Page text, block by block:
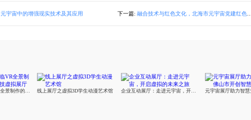
元宇宙中的增强现实技术及其应用 下一篇: 融合技术与红色文化，北海市元宇宙党建红色文化展厅亮相
线上展厅之虚拟3D学生动漫艺术馆